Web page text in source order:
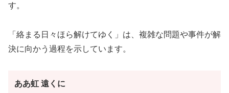
す。
「絡まる日々ほら解けてゆく」は、複雑な問題や事件が解
決に向かう過程を示しています。
ああ虹 遠くに